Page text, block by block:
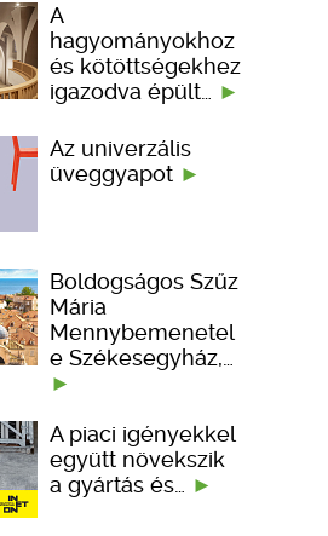
A
hagyományokhoz
és kötöttségekhez
igazodva épült…
Az univerzális
üveggyapot
Boldogságos Szűz
Mária
Mennybemenetel
e Székesegyház,…
A piaci igényekkel
együtt növekszik
a gyártás és…